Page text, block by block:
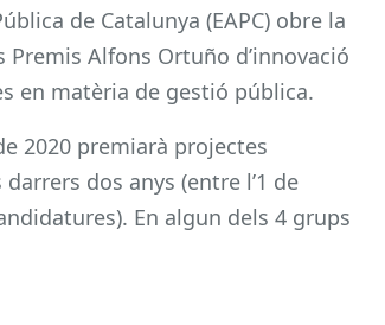
de Catalunya (EAPC) obre la
Premis Alfons Ortuño d’innovació
en matèria de gestió pública.
2020 premiarà projectes
dos anys (entre l’1 de
En algun dels 4 grups